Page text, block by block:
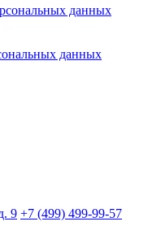
данных
данных
9 +7 (499) 499-99-57